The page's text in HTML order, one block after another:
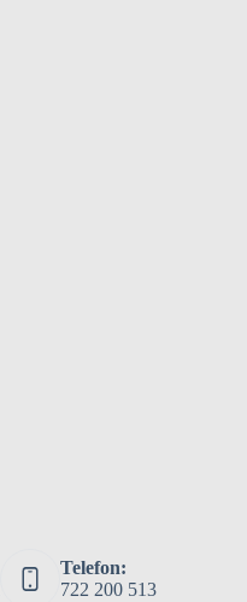
Telefon:
722 200 513